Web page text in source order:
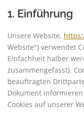
1. Einführung
Unsere Website,
Website") verwendet
Einfachheit halber
zusammengefasst).
beauftragten
Dokument
Cookies auf unserer